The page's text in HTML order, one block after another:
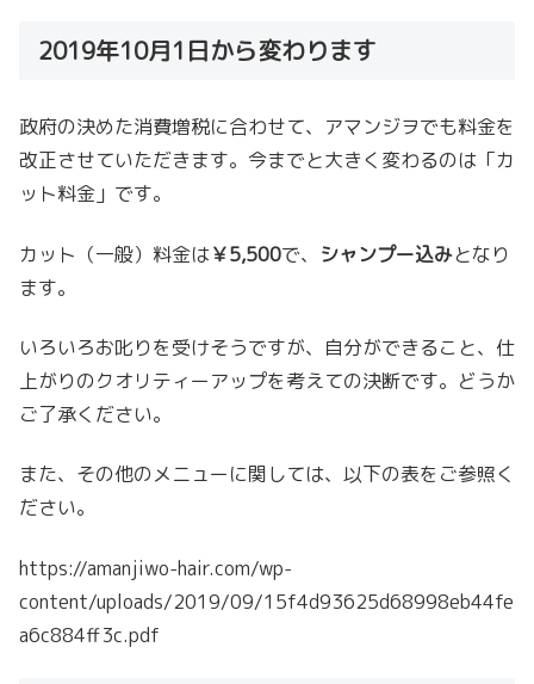
2019年10月1日から変わります
政府の決めた消費増税に合わせて、アマンジヲでも料金を
改正させていただきます。今までと大きく変わるのは「カ
ット料金」です。
カット（一般）料金は￥5,500で、 シャンプー込みとなり
ます。
いろいろお叱りを受けそうですが、自分ができること、仕
上がりのクオリティーアップを考えての決断です。どうか
ご了承ください。
また、その他のメニューに関しては、以下の表をご参照く
ださい。
https://amanjiwo-hair.com/wp-
content/uploads/2019/09/15f4d93625d68998eb44fe
a6c884ff3c.pdf